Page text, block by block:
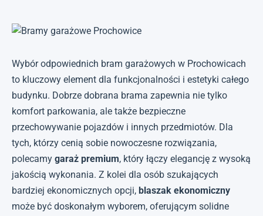
Wybór odpowiednich bram garażowych w Prochowicach
to kluczowy element dla funkcjonalności i estetyki całego
budynku. Dobrze dobrana brama zapewnia nie tylko
komfort parkowania, ale także bezpieczne
przechowywanie pojazdów i innych przedmiotów. Dla
tych, którzy cenią sobie nowoczesne rozwiązania,
polecamy garaż premium, który łączy elegancję z wysoką
jakością wykonania. Z kolei dla osób szukających
bardziej ekonomicznych opcji, blaszak ekonomiczny
może być doskonałym wyborem, oferującym solidne